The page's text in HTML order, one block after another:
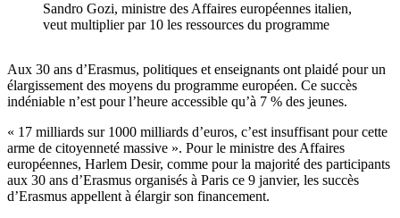
Sandro Gozi, ministre des Affaires européennes italien,
veut multiplier par 10 les ressources du programme
Aux 30 ans d’Erasmus, politiques et enseignants ont plaidé pour un
élargissement des moyens du programme européen. Ce succès
indéniable n’est pour l’heure accessible qu’à 7 % des jeunes.
« 17 milliards sur 1000 milliards d’euros, c’est insuffisant pour cette
arme de citoyenneté massive ». Pour le ministre des Affaires
européennes, Harlem Desir, comme pour la majorité des participants
aux 30 ans d’Erasmus organisés à Paris ce 9 janvier, les succès
d’Erasmus appellent à élargir son financement.